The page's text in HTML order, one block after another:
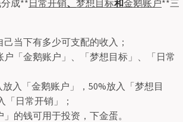
成**日常开销、 梦想目标和金鹅账户**三
己当下有多少可支配的收入；
户「金鹅账户」、「梦想目标」、「日常
放入「金鹅账户」，50%放入「梦想目
「日常开销」；
」的钱可用于投资，下金蛋。